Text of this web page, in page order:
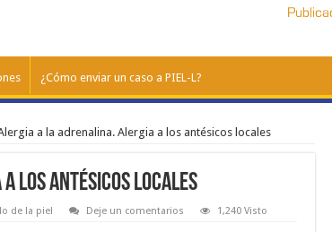
¿Cómo enviar un caso a PIEL-L?
a la adrenalina. Alergia a los antésicos locales
los antésicos locales
de la piel Deje un comentarios 1,240 Visto